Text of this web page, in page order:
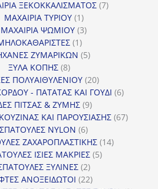
προϊόντα
ΞΕΚΟΚΚΑΛΙΣΜΑΤΟΣ 77
ΜΑΧΑΙΡΙΑ ΤΥΡΙΟΥ 11
προϊόν
ΜΑΧΑΙΡΙΑ ΨΩΜΙΟΥ 33
11
προϊόν
ΖΥΜΑΡΙΚΩΝ 55
ΞΥΛΑ ΚΟΠΗΣ 88
προϊόντα
ΠΟΛΥΑΙΘΥΛΕΝΙΟΥ 2020
προϊόντα
- ΠΑΤΑΤΑΣ ΚΑΙ ΓΟΥΔΙ 66
ΠΙΤΣΑΣ & ΖΥΜΗΣ 99
προϊόντα
ΚΑΙ ΠΑΡΟΥΣΙΑΣΗΣ 6767
ΣΠΑΤΟΥΛΕΣ NYLON 66
προϊόντα
ΖΑΧΑΡΟΠΛΑΣΤΙΚΗΣ 1414
ΙΣΙΕΣ ΜΑΚΡΙΕΣ 55
ΞΥΛΙΝΕΣ 22
προϊόντα
ΑΝΟΞΕΙΔΩΤΟΙ 2222